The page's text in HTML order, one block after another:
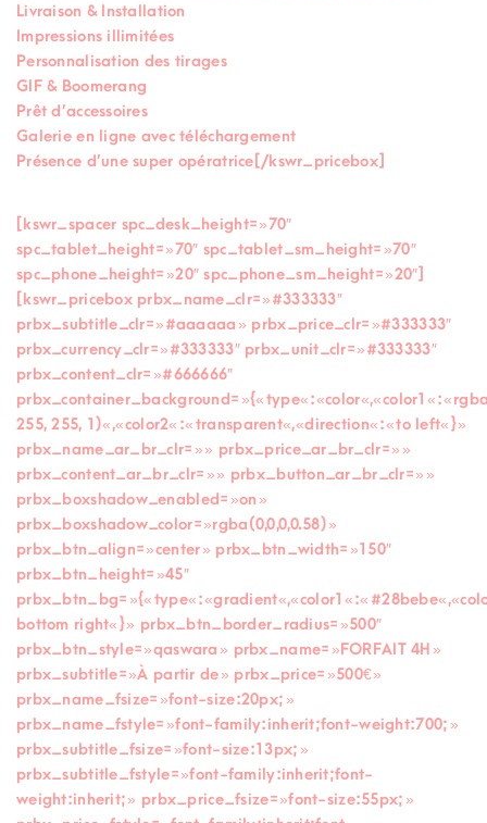
Livraison & Installation
Impressions illimitées
Personnalisation des tirages
GIF & Boomerang
Prêt d’accessoires
Galerie en ligne avec téléchargement
Présence d’une super opératrice[/kswr_pricebox]
[kswr_spacer spc_desk_height= »70″
spc_tablet_height= »70″ spc_tablet_sm_height= »70″
spc_phone_height= »20″ spc_phone_sm_height= »20″]
[kswr_pricebox prbx_name_clr= »#333333″
prbx_subtitle_clr= »#aaaaaa » prbx_price_clr= »#333333″
prbx_currency_clr= »#333333″ prbx_unit_clr= »#333333″
prbx_content_clr= »#666666″
prbx_container_background= »{« type« :« color« ,« color1« :«
255, 255, 1)« ,« color2« :« transparent« ,« direction« :« to left« } »
prbx_name_ar_br_clr= » » prbx_price_ar_br_clr= » »
prbx_content_ar_br_clr= » » prbx_button_ar_br_clr= » »
prbx_boxshadow_enabled= »on »
prbx_boxshadow_color= »rgba(0,0,0,0.58) »
prbx_btn_align= »center » prbx_btn_width= »150″
prbx_btn_height= »45″
prbx_btn_bg= »{« type« :« gradient« ,« color1« :« #28bebe« ,«
bottom right« } » prbx_btn_border_radius= »500″
prbx_btn_style= »qaswara » prbx_name= »FORFAIT 4H »
prbx_subtitle= »À partir de » prbx_price= »500€ »
prbx_name_fsize= »font-size:20px; »
prbx_name_fstyle= »font-family:inherit;font-weight:700; »
prbx_subtitle_fsize= »font-size:13px; »
prbx_subtitle_fstyle= »font-family:inherit;font-
weight:inherit; » prbx_price_fsize= »font-size:55px; »